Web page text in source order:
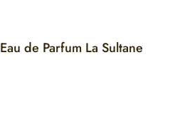
de Parfum La Sultane